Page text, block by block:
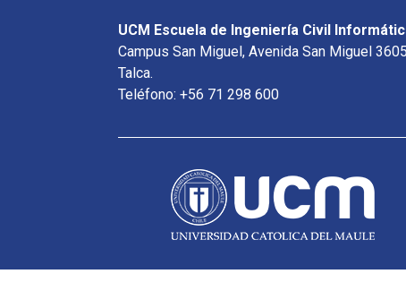
UCM Escuela de Ingeniería Civil
Campus San Miguel, Avenida San Miguel
Talca.
Teléfono: +56 71 298 600